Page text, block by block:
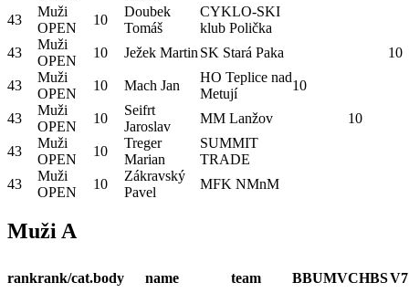
43
Muži
OPEN
10
Doubek
Tomáš
CYKLO-SKI
klub Polička
43
Muži
OPEN
10 Ježek Martin SK Stará Paka 10
43
Muži
OPEN
10 Mach Jan
HO Teplice nad
Metují
10
43
Muži
OPEN
10
Seifrt
Jaroslav
MM Lanžov 10
43
Muži
OPEN
10
Treger
Marian
SUMMIT
TRADE
43
Muži
OPEN
10
Zákravský
Pavel
MFK NMnM
Muži A
rankrank/cat.body name team BBUMVCHBSV7